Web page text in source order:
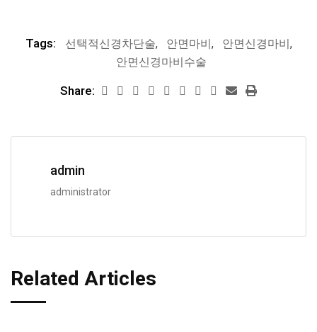
Tags: 선택적신경차단술, 안면마비, 안면신경마비,
안면신경마비수술
Share:
admin
administrator
Related Articles